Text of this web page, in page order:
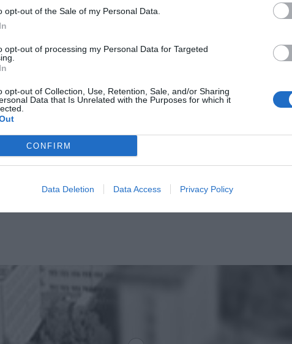
opt-out of the Sale of my Personal Data.
opt-out of processing my Personal Data for Targeted
opt-out of Collection, Use, Retention, Sale, and/or Sharing
Data that Is Unrelated with the Purposes for which it
CONFIRM
Data Deletion Data Access Privacy Policy
znajduje się nietrzeźwa kobieta z kilkuletnim
dzieckiem. Funkcjonariusze odnaleźli ją na tyłach
koło parku